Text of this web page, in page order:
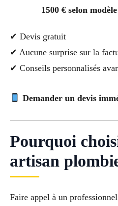
1500 € selon modèle
✔ Devis gratuit
✔ Aucune surprise sur la
✔ Conseils personnalisés
Demander un devis
Pourquoi
artisan
Faire appel à un